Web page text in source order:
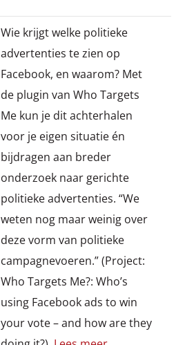
Wie krijgt welke politieke
advertenties te zien op
Facebook, en waarom? Met
de plugin van Who Targets
Me kun je dit achterhalen
voor je eigen situatie én
bijdragen aan breder
onderzoek naar gerichte
politieke advertenties. “We
weten nog maar weinig over
deze vorm van politieke
campagnevoeren.” (Project:
Who Targets Me?: Who’s
using Facebook ads to win
your vote – and how are they